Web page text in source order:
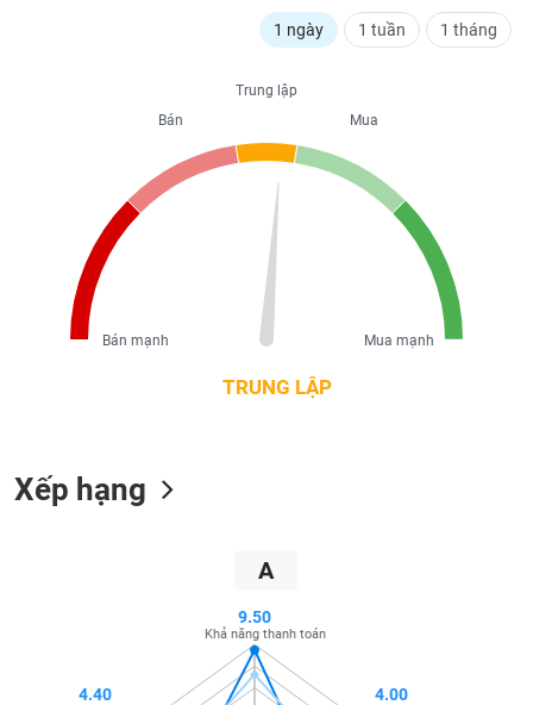
1 ngày 1 tuần 1 tháng
TRUNG LẬP
Trung lập
Mua
Mua mạnh
Bán
Bán mạnh
Xếp hạng
A
9.50
Khả năng thanh toán
4.00
4.40
TIÊU
DÙNG